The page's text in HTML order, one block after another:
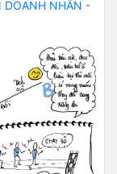
NHÂN -